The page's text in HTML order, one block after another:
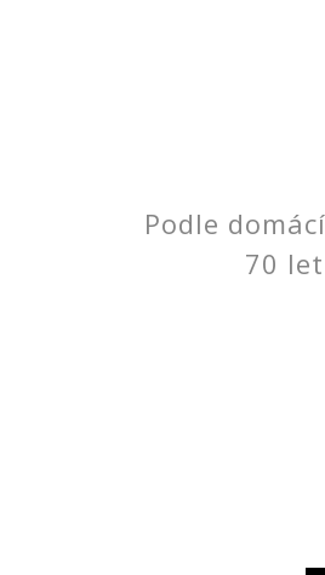
Podle
70